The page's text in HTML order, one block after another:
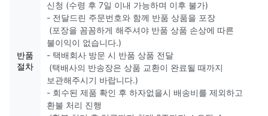
반품
절차
신청 (수령 후 7일 이내 가능하며 이후 불가)
- 전달드린 주문번호와 함께 반품 상품을 포장
(포장을 꼼꼼하게 해주셔야 반품 상품 손상에 따른
불이익이 없습니다.)
- 택배회사 방문 시 반품 상품 전달
(택배사의 반송장은 상품 교환이 완료될 때까지
보관해주시기 바랍니다.)
- 회수된 제품 확인 후 하자없을시 배송비를 제외하고
환불 처리 진행